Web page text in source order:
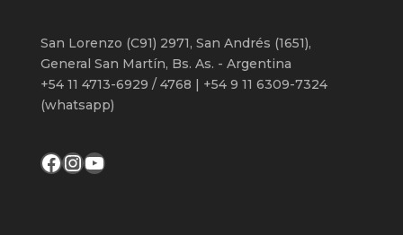
San Lorenzo (C91) 2971, San Andrés (1651),
General San Martín, Bs. As. - Argentina
+54 11 4713-6929 / 4768 | +54 9 11 6309-7324
(whatsapp)
Facebook
Instagram
YouTube